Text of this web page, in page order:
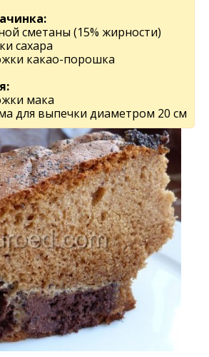
сметаны (15% жирности)
сахара
какао-порошка
мака
для выпечки диаметром 20 см